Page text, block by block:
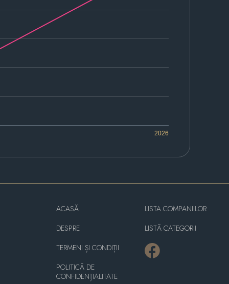
2026
ACASĂ
DESPRE
TERMENI ȘI CONDIȚII
POLITICĂ DE
CONFIDENȚIALITATE
LISTA COMPANIILOR
LISTĂ CATEGORII